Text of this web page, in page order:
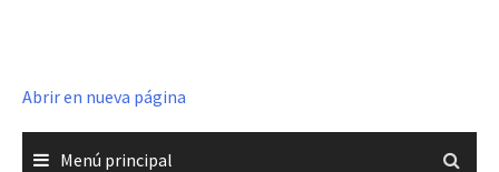
Abrir en nueva página
Menú principal